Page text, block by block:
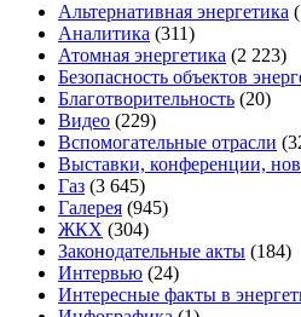
Альтернативная энергетика
Аналитика (311)
Атомная энергетика (2 223)
Безопасность объектов
Благотворительность (20)
Видео (229)
Вспомогательные отрасли
Выставки, конференции,
Газ (3 645)
Галерея (945)
ЖКХ (304)
Законодательные акты (184)
Интервью (24)
Интересные факты в